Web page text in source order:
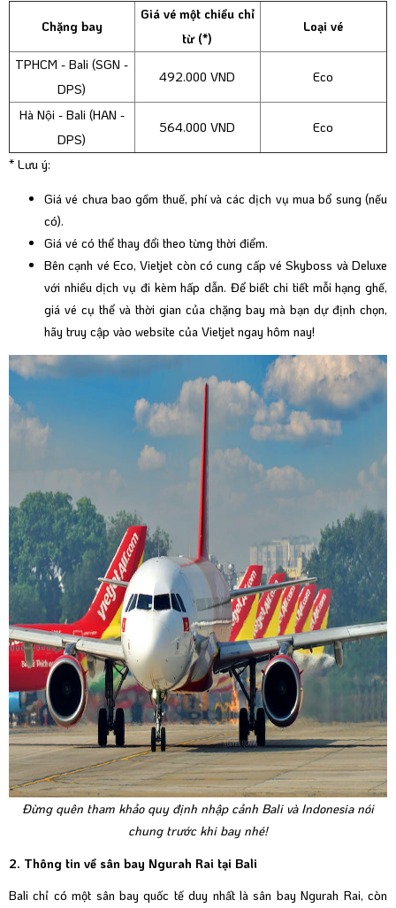
Chặng bay
Giá vé một chiều chỉ
từ (*)
Loại vé
TPHCM - Bali (SGN -
DPS)
492.000 VND Eco
Hà Nội - Bali (HAN -
DPS)
564.000 VND Eco
* Lưu ý:
Giá vé chưa bao gồm thuế, phí và các dịch vụ mua bổ sung (nếu
có).
Giá vé có thể thay đổi theo từng thời điểm.
Bên cạnh vé Eco, Vietjet còn có cung cấp vé Skyboss và Deluxe
với nhiều dịch vụ đi kèm hấp dẫn. Để biết chi tiết mỗi hạng ghế,
giá vé cụ thể và thời gian của chặng bay mà bạn dự định chọn,
hãy truy cập vào website của Vietjet ngay hôm nay!
Đừng quên tham khảo quy định nhập cảnh Bali và Indonesia nói
chung trước khi bay nhé!
2. Thông tin về sân bay Ngurah Rai tại Bali
Bali chỉ có một sân bay quốc tế duy nhất là sân bay Ngurah Rai, còn